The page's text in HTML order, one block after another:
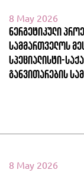
8 May 2026
ნერგეტიკული
სამმართველოს
სპეციალისტი-
განვითარების
8 May 2026